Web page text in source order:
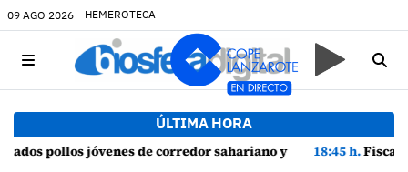
09 AGO 2026 HEMEROTECA
ÚLTIMA HORA
de cortejo de hubara cerca del rally de Lanzarote
18:45 h.Fiscalía denuncia a Yonathan de León y a Echedey Eugenio